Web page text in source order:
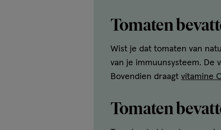
Tomaten
Wist je dat tomaten van
van je immuunsysteem. De
Bovendien draagt vitamine
Tomaten